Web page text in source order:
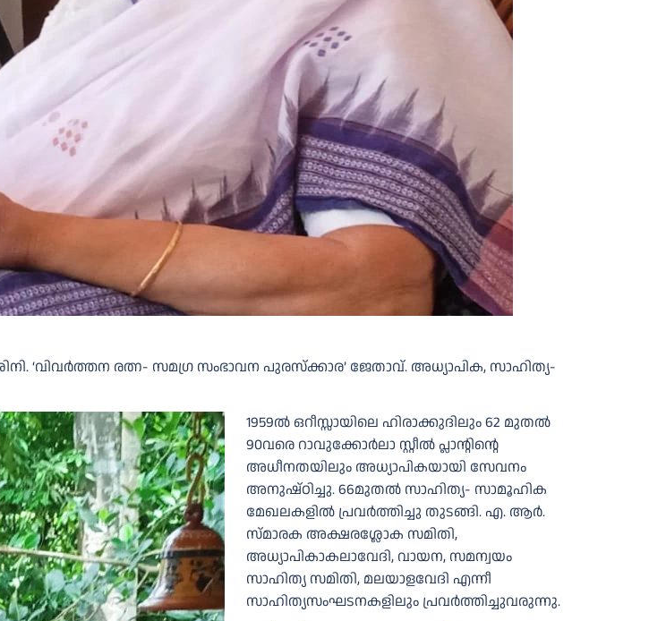
‘വിവർത്തന രത്ന- സമഗ്ര സംഭാവന പുരസ്‌ക്കാര’ ജേതാവ്. അധ്യാപിക, സാഹിത്യ-
1959ല്‍ ഒറീസ്സായിലെ ഹിരാക്കുദിലും 62 മുതല്‍
90വരെ റാവുക്കോര്‍ലാ സ്റ്റീല്‍ പ്ലാന്റിന്റെ
അധീനതയിലും അധ്യാപികയായി സേവനം
അനുഷ്ഠിച്ചു. 66മുതല്‍ സാഹിത്യ- സാമൂഹിക
മേഖലകളിൽ പ്രവർത്തിച്ചു തുടങ്ങി. എ. ആര്‍.
സ്മാരക അക്ഷരശ്ലോക സമിതി,
അധ്യാപികാകലാവേദി, വായന, സമന്വയം
സാഹിത്യ സമിതി, മലയാളവേദി എന്നീ
സാഹിത്യസംഘടനകളിലും പ്രവര്‍ത്തിച്ചുവരുന്നു.